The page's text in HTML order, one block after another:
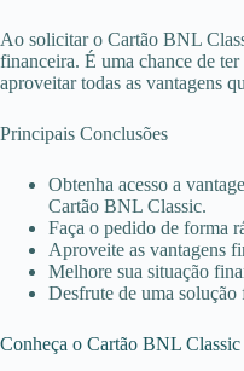
Ao solicitar o Cartão BNL
financeira. É uma chance de
aproveitar todas as vantagens
Principais Conclusões
Obtenha acesso a
Cartão BNL Classic.
Faça o pedido de forma
Aproveite as vantagens
Melhore sua situação
Desfrute de uma solução
Conheça o Cartão BNL Classic